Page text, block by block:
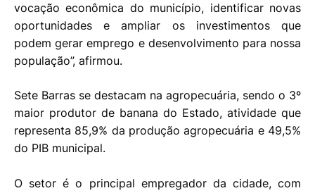
vocação econômica do município, identificar novas
oportunidades e ampliar os investimentos que
podem gerar emprego e desenvolvimento para nossa
população”, afirmou.
Sete Barras se destacam na agropecuária, sendo o 3º
maior produtor de banana do Estado, atividade que
representa 85,9% da produção agropecuária e 49,5%
do PIB municipal.
O setor é o principal empregador da cidade, com